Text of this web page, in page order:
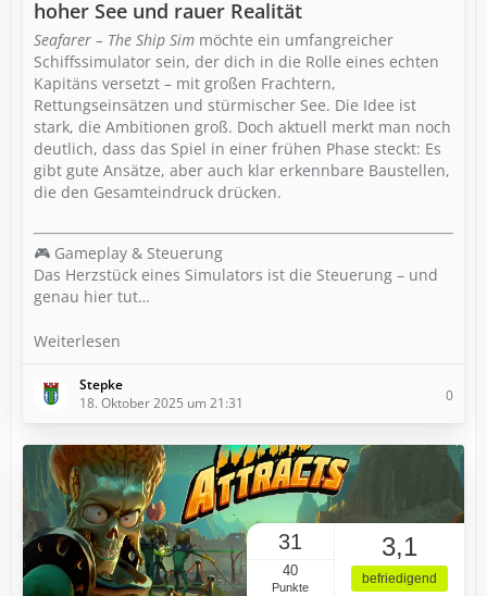
hoher See und rauer Realität
Seafarer – The Ship Sim möchte ein umfangreicher
Schiffssimulator sein, der dich in die Rolle eines echten
Kapitäns versetzt – mit großen Frachtern,
Rettungseinsätzen und stürmischer See. Die Idee ist
stark, die Ambitionen groß. Doch aktuell merkt man noch
deutlich, dass das Spiel in einer frühen Phase steckt: Es
gibt gute Ansätze, aber auch klar erkennbare Baustellen,
die den Gesamteindruck drücken.
🎮 Gameplay & Steuerung
Das Herzstück eines Simulators ist die Steuerung – und
genau hier tut…
Weiterlesen
Stepke
18. Oktober 2025 um 21:31
0
31
40
Punkte
3,1
befriedigend